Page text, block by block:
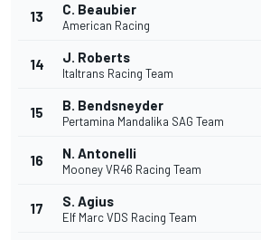
13 C. Beaubier
American Racing
14 J. Roberts
Italtrans Racing Team
15 B. Bendsneyder
Pertamina Mandalika SAG Team
16 N. Antonelli
Mooney VR46 Racing Team
17 S. Agius
Elf Marc VDS Racing Team